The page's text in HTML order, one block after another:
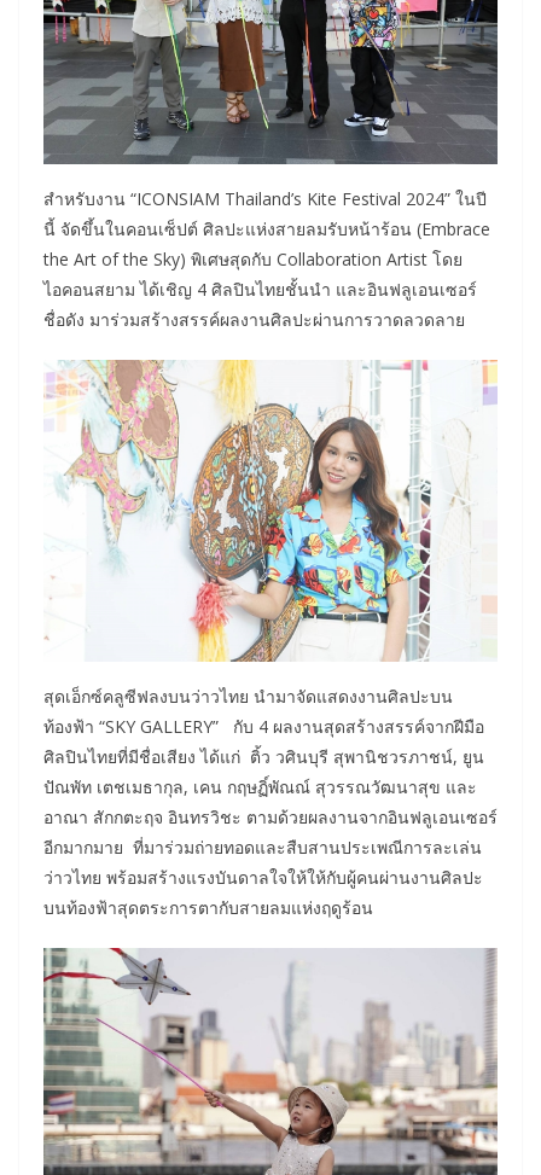
สำหรับงาน “ICONSIAM Thailand’s Kite Festival 2024” ในปี
นี้ จัดขึ้นในคอนเซ็ปต์ ศิลปะแห่งสายลมรับหน้าร้อน (Embrace
the Art of the Sky) พิเศษสุดกับ Collaboration Artist โดย
ไอคอนสยาม ได้เชิญ 4 ศิลปินไทยชั้นนำ และอินฟลูเอนเซอร์
ชื่อดัง มาร่วมสร้างสรรค์ผลงานศิลปะผ่านการวาดลวดลาย
สุดเอ็กซ์คลูซีฟลงบนว่าวไทย นำมาจัดแสดงงานศิลปะบน
ท้องฟ้า “SKY GALLERY” กับ 4 ผลงานสุดสร้างสรรค์จากฝีมือ
ศิลปินไทยที่มีชื่อเสียง ได้แก่ ติ้ว วศินบุรี สุพานิชวรภาชน์, ยูน
ปัณพัท เตชเมธากุล, เคน กฤษฏิ์พัณณ์ สุวรรณวัฒนาสุข และ
อาณา สักกตะฤจ อินทรวิชะ ตามด้วยผลงานจากอินฟลูเอนเซอร์
อีกมากมาย ที่มาร่วมถ่ายทอดและสืบสานประเพณีการละเล่น
ว่าวไทย พร้อมสร้างแรงบันดาลใจให้ให้กับผู้คนผ่านงานศิลปะ
บนท้องฟ้าสุดตระการตากับสายลมแห่งฤดูร้อน